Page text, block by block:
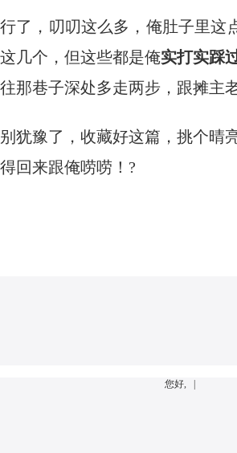
行了，叨叨这么多，俺肚子里这
这几个，但这些都是俺实打实踩
往那巷子深处多走两步，跟摊主
别犹豫了，收藏好这篇，挑个晴
得回来跟俺唠唠！?
您好, |